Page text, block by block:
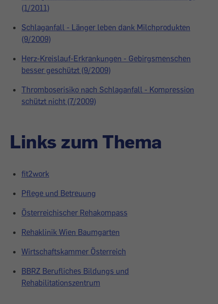
(1/2011)
Schlaganfall - Länger leben dank Milchprodukten
(9/2009)
Herz-Kreislauf-Erkrankungen - Gebirgsmenschen
besser geschützt (9/2009)
Thromboserisiko nach Schlaganfall - Kompression
schützt nicht (7/2009)
Links zum Thema
fit2work
Pflege und Betreuung
Österreichischer Rehakompass
Rehaklinik Wien Baumgarten
Wirtschaftskammer Österreich
BBRZ Berufliches Bildungs und
Rehabilitationszentrum